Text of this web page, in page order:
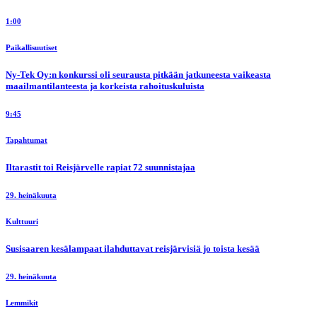
1:00
Paikallisuutiset
Ny-Tek Oy:n konkurssi oli seurausta pitkään jatkuneesta vaikeasta
maailmantilanteesta ja korkeista rahoituskuluista
9:45
Tapahtumat
Iltarastit toi Reisjärvelle rapiat 72 suunnistajaa
29. heinäkuuta
Kulttuuri
Susisaaren kesälampaat ilahduttavat reisjärvisiä jo toista kesää
29. heinäkuuta
Lemmikit